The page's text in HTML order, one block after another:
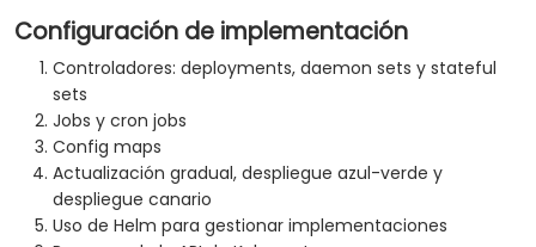
Configuración de implementación
Controladores: deployments, daemon sets y stateful
sets
Jobs y cron jobs
Config maps
Actualización gradual, despliegue azul-verde y
despliegue canario
Uso de Helm para gestionar implementaciones